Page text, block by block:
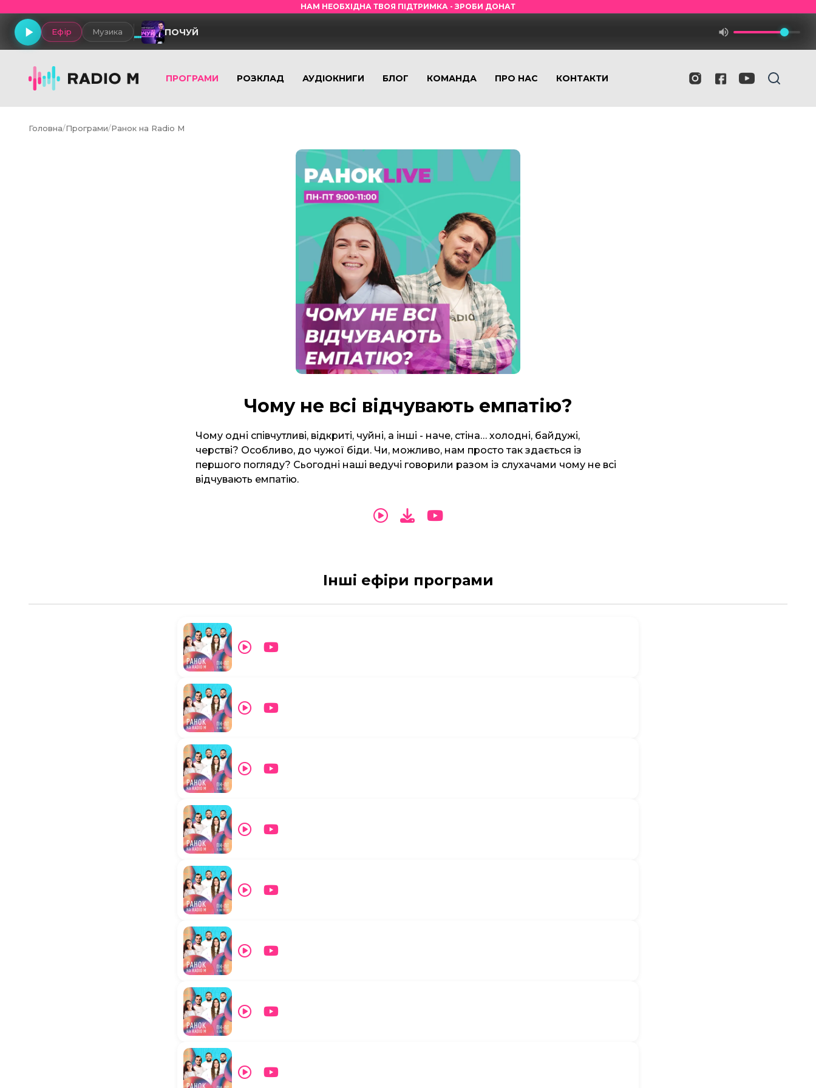
НАМ НЕОБХІДНА ТВОЯ ПІДТРИМКА - ЗРОБИ ДОНАТ
Ефір Музика ПОЧУЙ
ПРОГРАМИ РОЗКЛАД АУДІОКНИГИ БЛОГ КОМАНДА ПРО НАС КОНТАКТИ
Головна/Програми/Ранок на Radio M
Чому не всі відчувають емпатію?
Чому одні співчутливі, відкриті, чуйні, а інші - наче, стіна… холодні, байдужі,
черстві? Особливо, до чужої біди. Чи, можливо, нам просто так здається із
першого погляду? Сьогодні наші ведучі говорили разом із слухачами чому не всі
відчувають емпатію.
Інші ефіри програми